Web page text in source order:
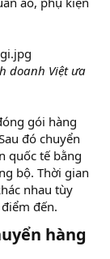
doanh Việt ưa
gói hàng
đó chuyển
quốc tế bằng
bộ. Thời gian
nhau tùy
đến.
hàng